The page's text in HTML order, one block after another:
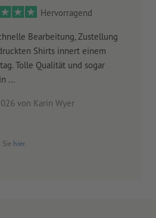
Hervorragend
Bearbeitung, Zustellung
Shirts innert einem
Tolle Qualität und sogar
...
von Karin Wyer
hier.